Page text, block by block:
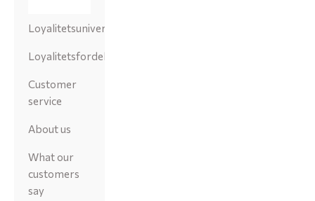
Loyalitetsunivers
Loyalitetsfordele
Customer
service
About us
What our
customers
say